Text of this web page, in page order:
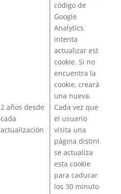
2 años desde
cada
actualización
código de
Google
Analytics
intenta
actualizar esta
cookie. Si no
encuentra la
cookie, creará
una nueva.
Cada vez que
el usuario
visita una
página distinta
se actualiza
esta cookie
para caducar a
los 30 minutos,